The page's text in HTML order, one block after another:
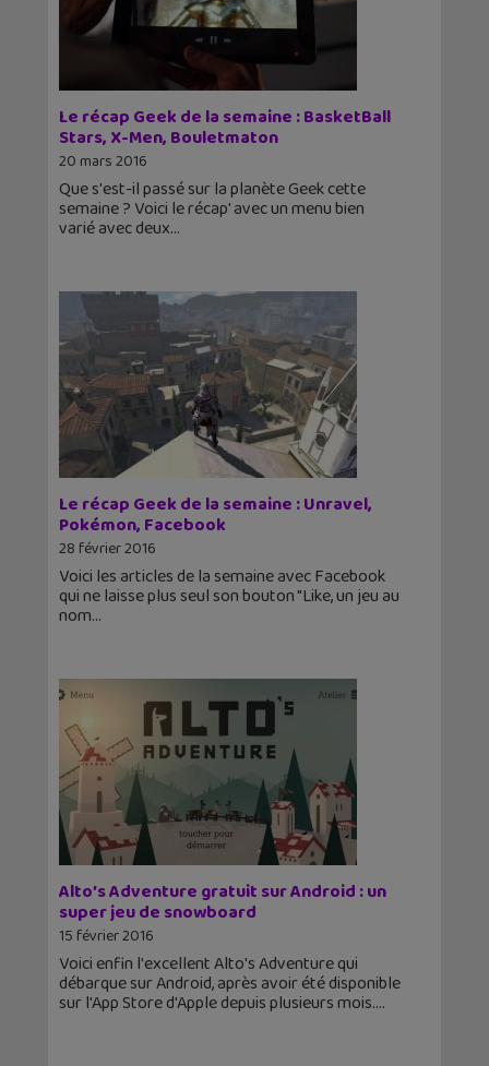
Le récap Geek de la semaine : BasketBall
Stars, X-Men, Bouletmaton
20 mars 2016
Que s'est-il passé sur la planète Geek cette
semaine ? Voici le récap' avec un menu bien
varié avec deux
Le récap Geek de la semaine : Unravel,
Pokémon, Facebook
28 février 2016
Voici les articles de la semaine avec Facebook
qui ne laisse plus seul son bouton "Like, un jeu au
nom
Alto’s Adventure gratuit sur Android : un
super jeu de snowboard
15 février 2016
Voici enfin l'excellent Alto's Adventure qui
débarque sur Android, après avoir été disponible
sur l'App Store d'Apple depuis plusieurs mois.